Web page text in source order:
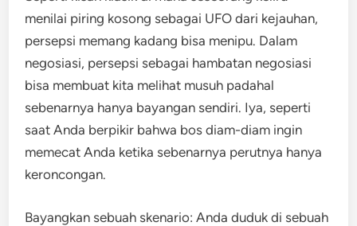
menilai piring kosong sebagai UFO dari kejauhan,
persepsi memang kadang bisa menipu. Dalam
negosiasi, persepsi sebagai hambatan negosiasi
bisa membuat kita melihat musuh padahal
sebenarnya hanya bayangan sendiri. Iya, seperti
saat Anda berpikir bahwa bos diam-diam ingin
memecat Anda ketika sebenarnya perutnya hanya
keroncongan.
Bayangkan sebuah skenario: Anda duduk di sebuah